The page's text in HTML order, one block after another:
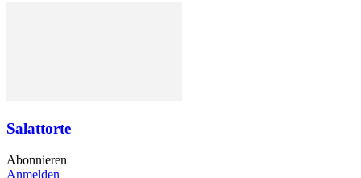
Salattorte
Abonnieren
Anmelden